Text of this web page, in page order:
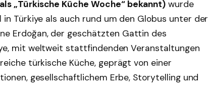
„Türkische Küche Woche“ bekannt) wurde
in Türkiye als auch rund um den Globus unter der
Erdoğan, der geschätzten Gattin des
mit weltweit stattfindenden Veranstaltungen
türkische Küche, geprägt von einer
gesellschaftlichem Erbe, Storytelling und